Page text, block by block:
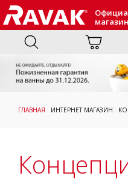
ГЛАВНАЯ : ИНТЕРНЕТ МАГАЗИН :